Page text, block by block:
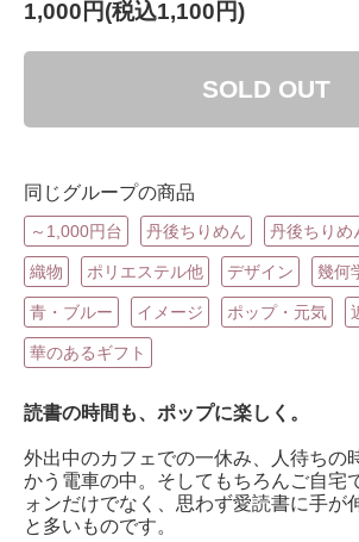
1,000円(税込1,100円)
SOLD OUT
同じグループの商品
～1,000円台 丹後ちりめん 丹後ちり
織物 ポリエステル他 デザイン 幾何
青・ブルー イメージ ポップ・元気
華のあるギフト
読書の時間も、ポップに楽しく。
外出中のカフェでの一休み、人待ちの
かう電車の中。そしてもちろんご自宅
ォンだけでなく、思わず愛読書に手が
と多いものです。